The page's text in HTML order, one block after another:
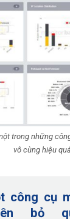
trong những
vô cùng hiệu quả.
công cụ
bỏ